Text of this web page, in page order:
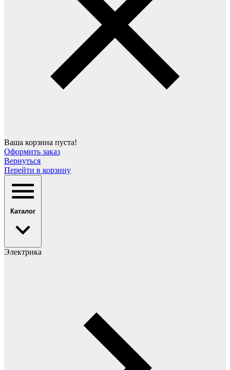
Ваша корзина пуста!
Оформить заказ
Вернуться
Перейти в корзину
Каталог
Электрика